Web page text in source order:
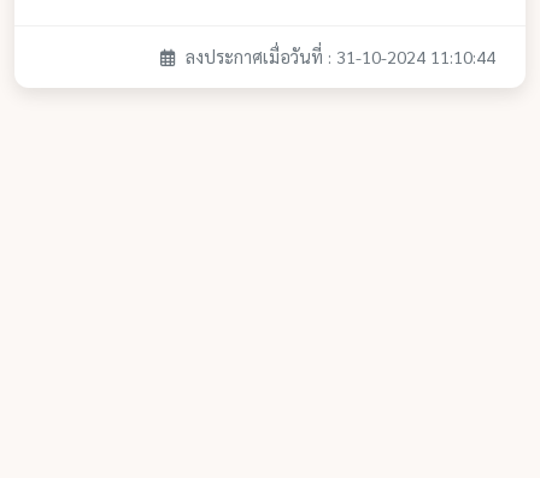
ลงประกาศเมื่อวันที่ : 31-10-2024 11:10:44